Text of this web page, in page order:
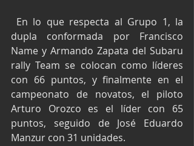
dupla conformada por Francisco
Name y Armando Zapata del Subaru
rally Team se colocan como líderes
con 66 puntos, y finalmente en el
campeonato de novatos, el piloto
Arturo Orozco es el líder con 65
puntos, seguido de José Eduardo
Manzur con 31 unidades.